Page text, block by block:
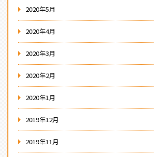
2020年5月
2020年4月
2020年3月
2020年2月
2020年1月
2019年12月
2019年11月